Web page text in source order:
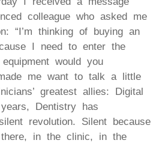
colleague who asked me
“I’m thinking of buying an
I need to enter the
would you
me want to talk a little
greatest allies: Digital
Dentistry has
revolution. Silent because
in the clinic, in the